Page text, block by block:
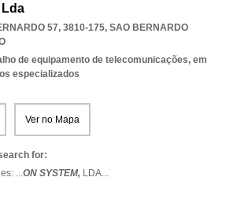
57, 3810-175, SAO BERNARDO
de equipamento de telecomunicações, em
especializados
Ver no Mapa
for:
...ON SYSTEM, LDA...